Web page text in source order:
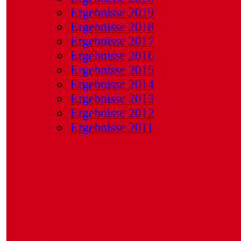
Ergebnisse 2019
Ergebnisse 2018
Ergebnisse 2017
Ergebnisse 2016
Ergebnisse 2015
Ergebnisse 2014
Ergebnisse 2013
Ergebnisse 2012
Ergebnisse 2011